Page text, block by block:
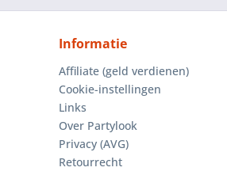
Informatie
Affiliate (geld verdienen)
Cookie-instellingen
Links
Over Partylook
Privacy (AVG)
Retourrecht